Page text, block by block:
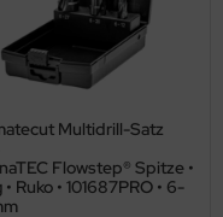
Multidrill-Satz
Flowstep® Spitze •
Ruko • 101687PRO • 6-